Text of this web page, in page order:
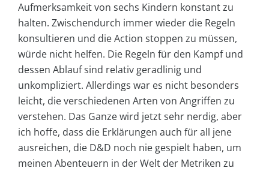
Aufmerksamkeit von sechs Kindern konstant zu
halten. Zwischendurch immer wieder die Regeln
konsultieren und die Action stoppen zu müssen,
würde nicht helfen. Die Regeln für den Kampf und
dessen Ablauf sind relativ geradlinig und
unkompliziert. Allerdings war es nicht besonders
leicht, die verschiedenen Arten von Angriffen zu
verstehen. Das Ganze wird jetzt sehr nerdig, aber
ich hoffe, dass die Erklärungen auch für all jene
ausreichen, die D&D noch nie gespielt haben, um
meinen Abenteuern in der Welt der Metriken zu